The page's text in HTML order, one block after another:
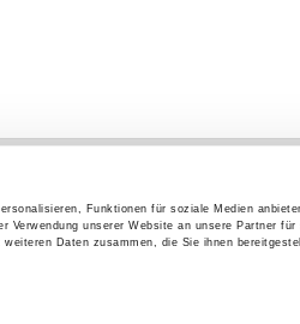
Funktionen für soziale Medien
Verwendung unserer Website an unsere Partner
Daten zusammen, die Sie ihnen